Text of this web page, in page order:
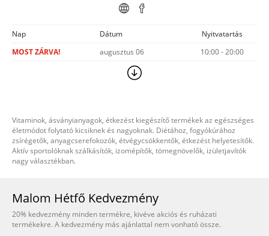
Nap Dátum
Nyitvatartás
MOST ZÁRVA!
augusztus 06 10:00 - 20:00
Vitaminok, ásványianyagok, étkezést kiegészítő termékek az egészséges
életmódot folytató kicsiknek és nagyoknak. Diétához, fogyókúrához
zsírégetők, anyagcserefokozók, étvégycsökkentők, étkezést helyetesítők.
Aktív sportolóknak szálkásítók, izomépítők, tömegnövelők, izületjavítók
nagy választékban.
Malom Hétfő Kedvezmény
20% kedvezmény minden termékre, kivéve akciós és ruházati
termékekre. A kedvezmény más ajánlattal nem vonható össze.